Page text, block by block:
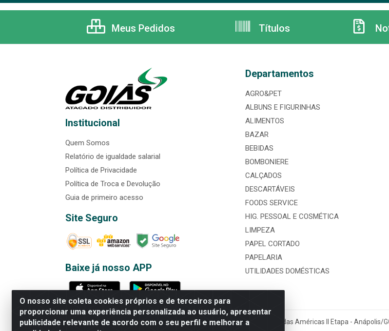
O nosso site coleta cookies próprios e de terceiros para
proporcionar uma experiência personalizada ao usuário, apresentar
publicidade relevante de acordo com o seu perfil e melhorar a
Meus Pedidos Títulos
Institucional
Quem Somos
Relatório de igualdade salarial
Política de Privacidade
Política de Troca e Devolução
Guia de primeiro acesso
Site Seguro
Baixe já nosso APP
Departamentos
AGRO&PET
ALBUNS E FIGURINHAS
ALIMENTOS
BAZAR
BEBIDAS
BOMBONIERE
CALÇADOS
DESCARTÁVEIS
FOODS SERVICE
HIG. PESSOAL E COSMÉTICA
LIMPEZA
PAPEL CORTADO
PAPELARIA
UTILIDADES DOMÉSTICAS
Rede Brasil - Avenida Universitária, nº 3860, Jardim das Américas II Etapa - Anápolis/